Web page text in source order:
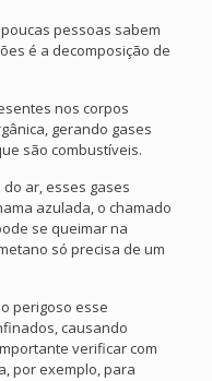
pessoas sabem
é a decomposição de
nos corpos
gerando gases
são combustíveis.
ar, esses gases
azulada, o chamado
se queimar na
só precisa de um
perigoso esse
causando
verificar com
por exemplo, para